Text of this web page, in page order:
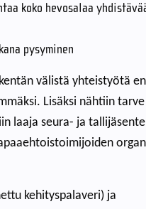
koko hevosalaa
pysyminen
välistä yhteistyötä
Lisäksi nähtiin
laaja seura- ja
kehityspalaveri) ja